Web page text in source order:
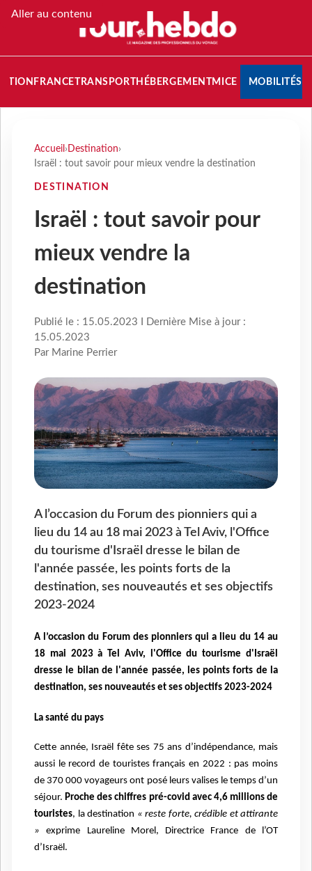
Aller au contenu
FRANCETRANSPORT HÉBERGEMENTMICE MOBILITÉS
Accueil › Destination›
Israël : tout savoir pour mieux vendre la destination
DESTINATION
Israël : tout savoir pour
mieux vendre la
destination
Publié le : 15.05.2023 I Dernière Mise à jour :
15.05.2023
Par Marine Perrier
A l’occasion du Forum des pionniers qui a
lieu du 14 au 18 mai 2023 à Tel Aviv, l'Office
du tourisme d'Israël dresse le bilan de
l'année passée, les points forts de la
destination, ses nouveautés et ses objectifs
2023-2024
A l’occasion du Forum des pionniers qui a lieu du 14 au
18 mai 2023 à Tel Aviv, l'Office du tourisme d'Israël
dresse le bilan de l'année passée, les points forts de la
destination, ses nouveautés et ses objectifs 2023-2024
La santé du pays
Cette année, Israël fête ses 75 ans d’indépendance, mais
aussi le record de touristes français en 2022 : pas moins
de 370 000 voyageurs ont posé leurs valises le temps d’un
séjour.Proche des chiffres pré-covid avec 4,6 millions de
touristes, la destination « reste forte, crédible et attirante
»exprime Laureline Morel, Directrice France de l’OT
d’Israël.